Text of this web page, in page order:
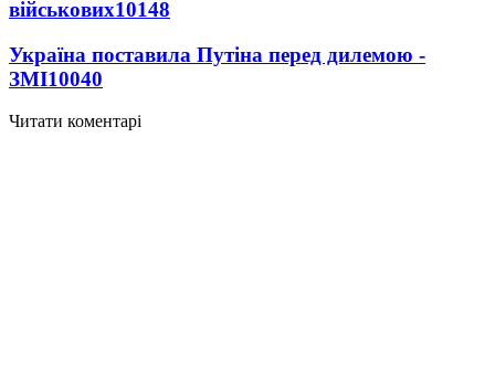
військових10148
Україна поставила Путіна перед дилемою -
ЗМІ10040
Читати коментарі